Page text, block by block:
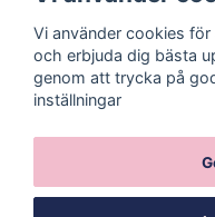
email
Mejladress
Vi använder cookies
och erbjuda dig bästa
genom att trycka på
inställningar